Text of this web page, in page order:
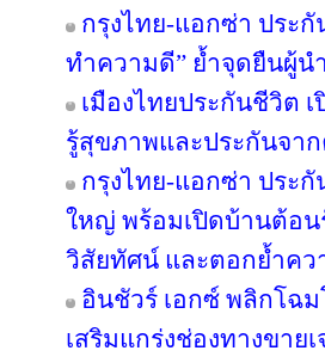
กรุงไทย-แอกซ่า ประ
ทำความดี” ย้ำจุดยืนผู้นำ
เมืองไทยประกันชีวิต เ
รู้สุขภาพและประกันจา
กรุงไทย-แอกซ่า ประกั
ใหญ่ พร้อมเปิดบ้านต้อน
วิสัยทัศน์ และตอกย้ำคว
อินชัวร์ เอกซ์ พลิกโฉ
เสริมแกร่งช่องทางขาย